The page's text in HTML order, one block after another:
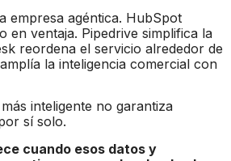
empresa agéntica. HubSpot
en ventaja. Pipedrive simplifica la
reordena el servicio alrededor de
la inteligencia comercial con
inteligente no garantiza
sí solo.
cuando esos datos y